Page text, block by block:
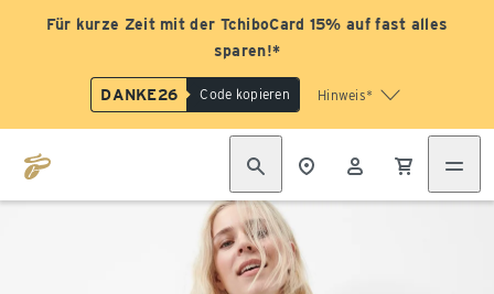
Für kurze Zeit mit der TchiboCard 15% auf fast alles
sparen!*
DANKE26 Code kopieren Hinweis*